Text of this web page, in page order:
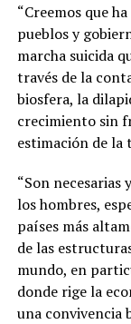
“Creemos que
pueblos y
marcha suicida
través de la
biosfera, la
crecimiento sin
estimación de la
“Son
los hombres,
países más
de las
mundo, en
donde rige la
una convivencia